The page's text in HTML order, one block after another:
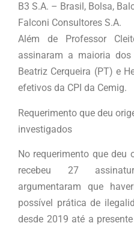
B3 S.A. – Brasil, Bolsa,
Falconi Consultores S.A.
Além de Professor
assinaram a maioria dos
Beatriz Cerqueira (PT) e
efetivos da CPI da Cemig.
Requerimento que deu
investigados
No requerimento que deu
recebeu 27
argumentaram que
possível prática de
desde 2019 até a